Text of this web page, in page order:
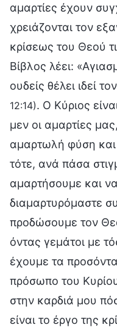
αμαρτίες έχουν
χρειάζονται τον
κρίσεως του Θεού
Βίβλος λέει:
ουδείς θέλει ιδεί
12:14). Ο Κύριος
μεν οι αμαρτίες
αμαρτωλή φύση και
τότε, ανά πάσα
αμαρτήσουμε και
διαμαρτυρόμαστε
προδώσουμε τον
όντας γεμάτοι με
έχουμε τα
πρόσωπο του
στην καρδιά μου
είναι το έργο της